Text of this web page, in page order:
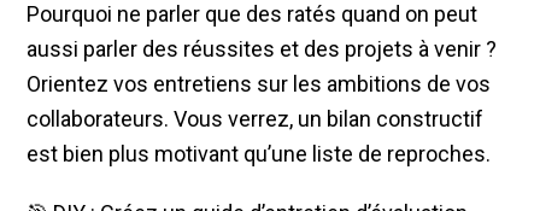
Pourquoi ne parler que des ratés quand on peut
aussi parler des réussites et des projets à venir ?
Orientez vos entretiens sur les ambitions de vos
collaborateurs. Vous verrez, un bilan constructif
est bien plus motivant qu’une liste de reproches.